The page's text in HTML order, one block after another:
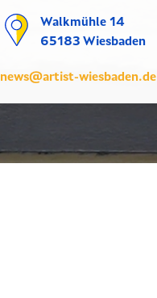
Walkmühle 14
65183 Wiesbaden
news@artist-wiesbaden.de